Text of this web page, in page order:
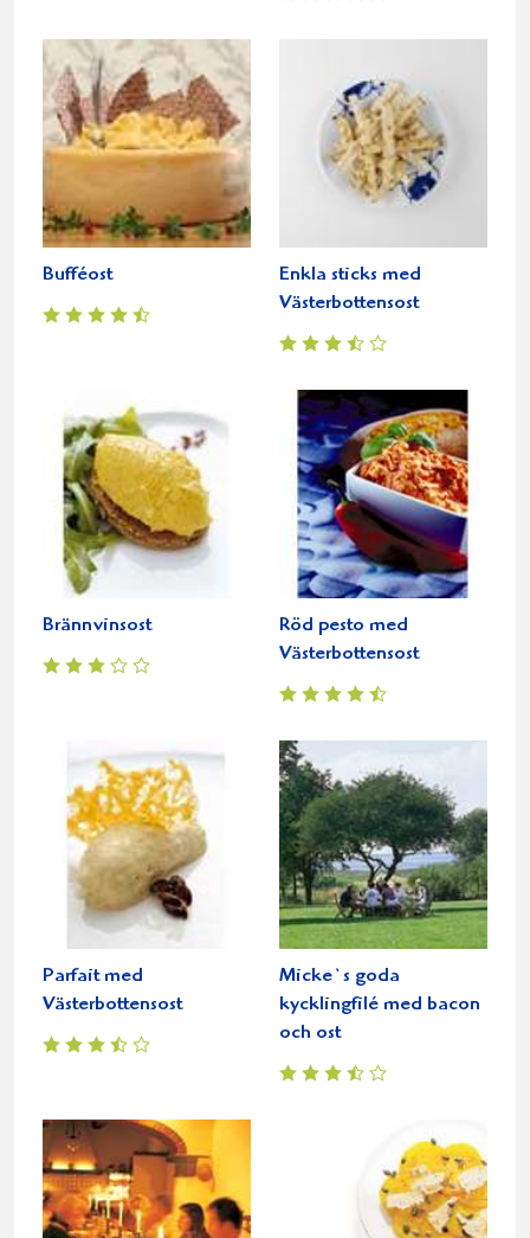
Bufféost
Enkla sticks med
Västerbottensost
Brännvinsost
Röd pesto med
Västerbottensost
Parfait med
Västerbottensost
Micke`s goda
kycklingfilé med bacon
och ost